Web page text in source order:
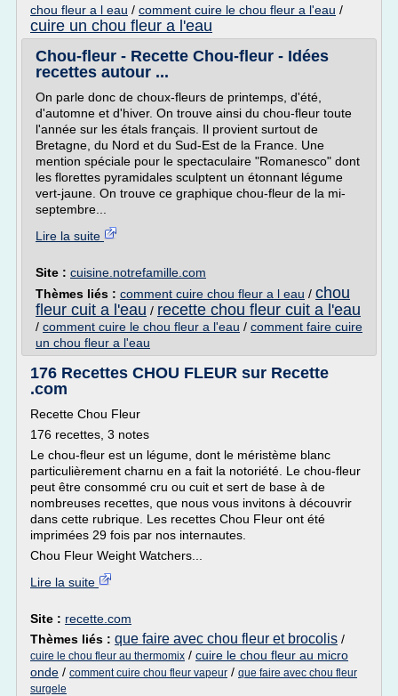
chou fleur a l eau / comment cuire le chou fleur a l'eau /
cuire un chou fleur a l'eau
Chou-fleur - Recette Chou-fleur - Idées
recettes autour ...
On parle donc de choux-fleurs de printemps, d'été,
d'automne et d'hiver. On trouve ainsi du chou-fleur toute
l'année sur les étals français. Il provient surtout de
Bretagne, du Nord et du Sud-Est de la France. Une
mention spéciale pour le spectaculaire "Romanesco" dont
les florettes pyramidales sculptent un étonnant légume
vert-jaune. On trouve ce graphique chou-fleur de la mi-
septembre...
Lire la suite
Site : cuisine.notrefamille.com
Thèmes liés : comment cuire chou fleur a l eau / chou
fleur cuit a l'eau / recette chou fleur cuit a l'eau
/ comment cuire le chou fleur a l'eau / comment faire cuire
un chou fleur a l'eau
176 Recettes CHOU FLEUR sur Recette
.com
Recette Chou Fleur
176 recettes, 3 notes
Le chou-fleur est un légume, dont le méristème blanc
particulièrement charnu en a fait la notoriété. Le chou-fleur
peut être consommé cru ou cuit et sert de base à de
nombreuses recettes, que nous vous invitons à découvrir
dans cette rubrique. Les recettes Chou Fleur ont été
imprimées 29 fois par nos internautes.
Chou Fleur Weight Watchers...
Lire la suite
Site : recette.com
Thèmes liés : que faire avec chou fleur et brocolis /
cuire le chou fleur au thermomix / cuire le chou fleur au micro
onde / comment cuire chou fleur vapeur / que faire avec chou fleur
surgele